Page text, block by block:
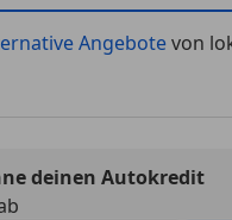
Angebotevon
deinen Autokredit